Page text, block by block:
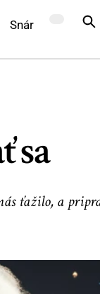
Snár
sa
ťažilo, a